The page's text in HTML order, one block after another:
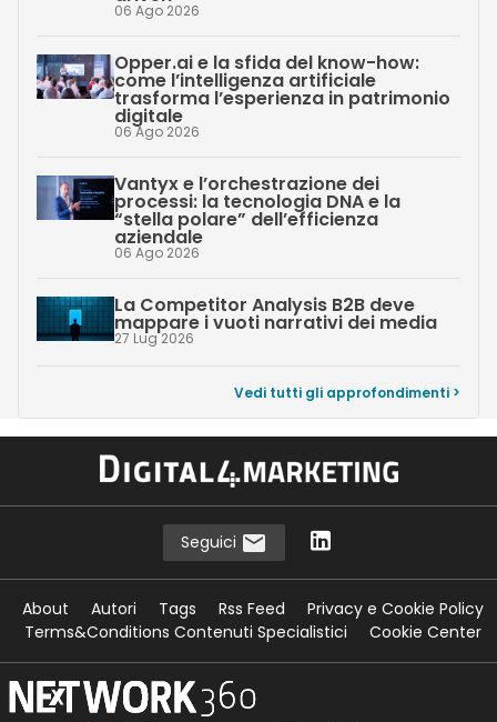
06 Ago 2026
Opper.ai e la sfida del know-how:
come l’intelligenza artificiale
trasforma l’esperienza in patrimonio
digitale
06 Ago 2026
Vantyx e l’orchestrazione dei
processi: la tecnologia DNA e la
“stella polare” dell’efficienza
aziendale
06 Ago 2026
La Competitor Analysis B2B deve
mappare i vuoti narrativi dei media
27 Lug 2026
Vedi tutti gli approfondimenti >
Seguici
About Autori Tags Rss Feed
Privacy e Cookie Policy
Terms&Conditions Contenuti Specialistici
Cookie Center